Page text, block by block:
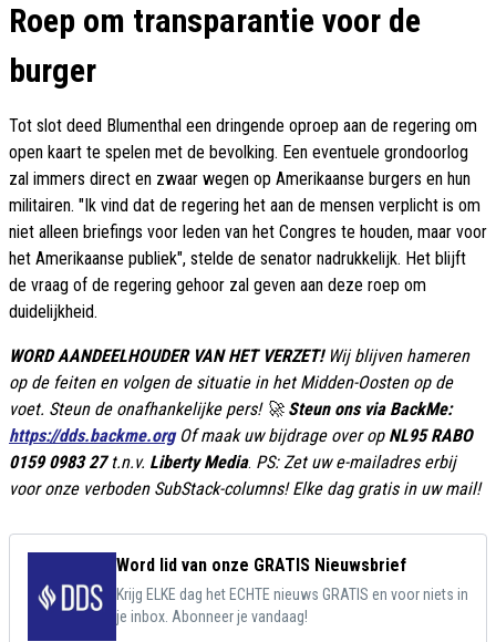
Roep om transparantie voor de
burger
Tot slot deed Blumenthal een dringende oproep aan de regering om
open kaart te spelen met de bevolking. Een eventuele grondoorlog
zal immers direct en zwaar wegen op Amerikaanse burgers en hun
militairen. "Ik vind dat de regering het aan de mensen verplicht is om
niet alleen briefings voor leden van het Congres te houden, maar voor
het Amerikaanse publiek", stelde de senator nadrukkelijk. Het blijft
de vraag of de regering gehoor zal geven aan deze roep om
duidelijkheid.
WORD AANDEELHOUDER VAN HET VERZET! Wij blijven hameren
op de feiten en volgen de situatie in het Midden-Oosten op de
voet. Steun de onafhankelijke pers! 🚀 Steun ons via BackMe:
https://dds.backme.orgOf maak uw bijdrage over op NL95 RABO
0159 0983 27 t.n.v. Liberty Media. PS: Zet uw e-mailadres erbij
voor onze verboden SubStack-columns! Elke dag gratis in uw mail!
Word lid van onze GRATIS Nieuwsbrief
Krijg ELKE dag het ECHTE nieuws GRATIS en voor niets in
je inbox. Abonneer je vandaag!